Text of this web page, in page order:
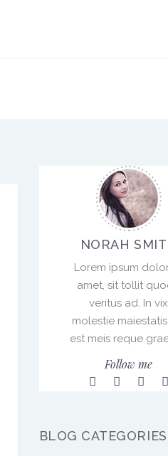
NORAH
Lorem ipsum
amet, sit tollit
veritus ad. In vix
molestie
est meis reque
Follow me
BLOG CATEGORIES